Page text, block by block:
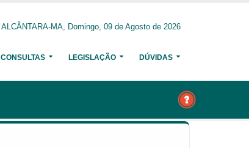
ALCÂNTARA-MA, Domingo, 09 de Agosto de 2026
CONSULTAS LEGISLAÇÃO DÚVIDAS